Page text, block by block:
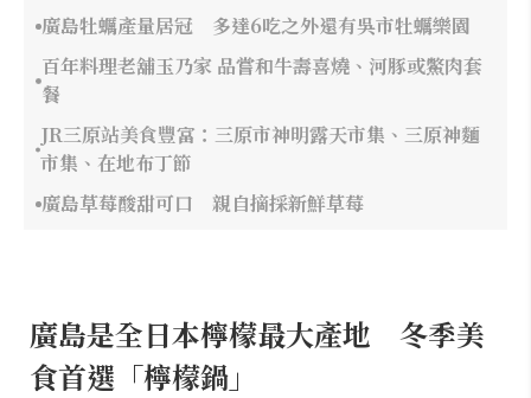
廣島牡蠣產量居冠 多達6吃之外還有吳市牡蠣樂園
百年料理老舖玉乃家 品嘗和牛壽喜燒、河豚或鱉肉套
餐
JR三原站美食豐富：三原市神明露天市集、三原神麵
市集、在地布丁節
廣島草莓酸甜可口 親自摘採新鮮草莓
廣島是全日本檸檬最大產地 冬季美
食首選「檸檬鍋」